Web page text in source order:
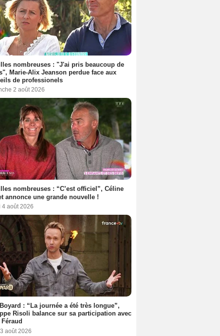
nombreuses : "J'ai pris beaucoup de
Marie-Alix Jeanson perdue face aux
de professionels
2 août 2026
nombreuses : “C’est officiel”, Céline
annonce une grande nouvelle !
4 août 2026
: “La journée a été très longue”,
Risoli balance sur sa participation avec
août 2026